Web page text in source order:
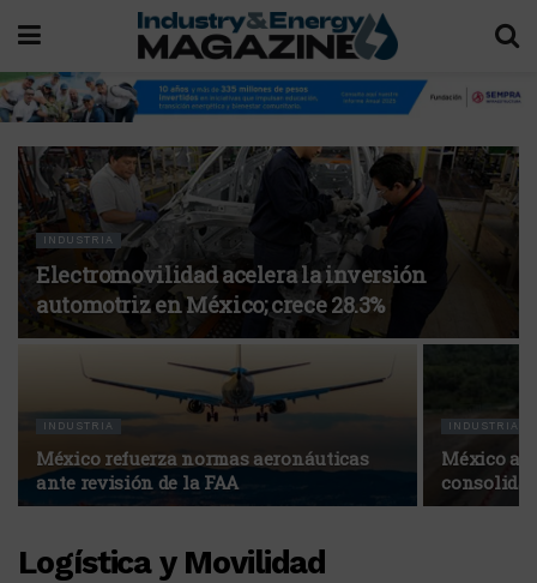
INDUSTRIA
Electromovilidad acelera la inversión
automotriz en México; crece 28.3%
INDUSTRIA
México refuerza normas aeronáuticas
ante revisión de la FAA
INDUSTRIA
México
Logística y Movilidad